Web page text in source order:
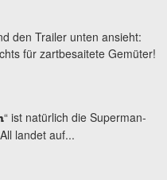
den Trailer unten ansieht:
für zartbesaitete Gemüter!
“ ist natürlich die Superman-
landet auf...